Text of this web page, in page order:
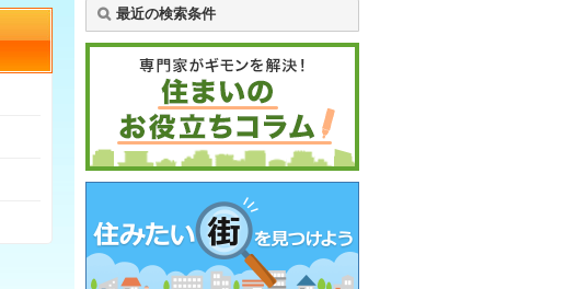
最近の検索条件